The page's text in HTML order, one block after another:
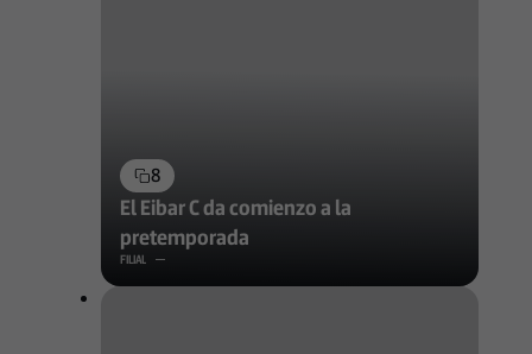
8
El Eibar C da comienzo a la
pretemporada
FILIAL